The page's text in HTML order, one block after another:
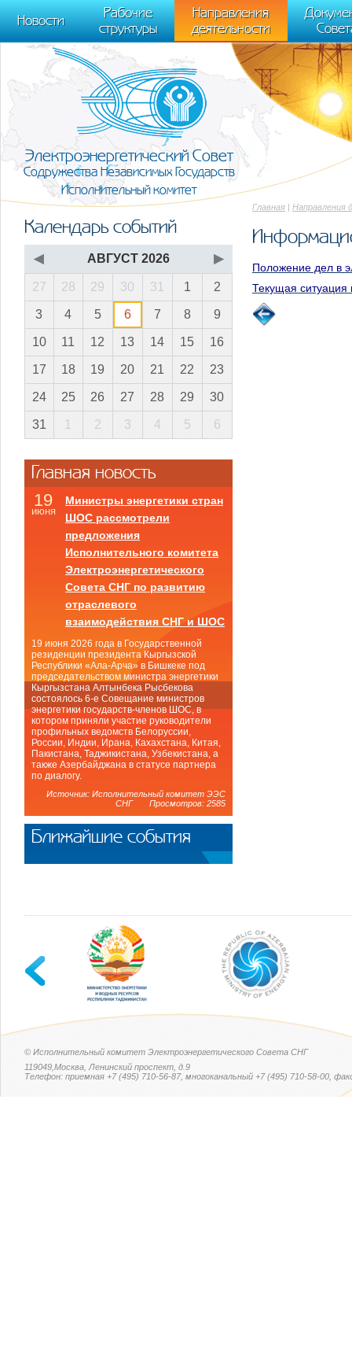
m[i].l=1*new Date(); for (var j = 0; j < document.scripts.length; j++) {if
[0],k.async=1,k.src=r,a.parentNode.insertBefore(k,a)}) (window,
trackLinks:true, accurateTrackBounce:true });
Новости
Рабочие
структуры
Направления
деятельности
Электроэнергетический Совет
Содружества Независимых Государств
Исполнительный комитет
Главная | Направления
Положение дел в
Текущая ситуация
Календарь событий
◀ АВГУСТ 2026 ▶
27 28 29 30 31 1 2
3 4 5 6 7 8 9
10 11 12 13 14 15 16
17 18 19 20 21 22 23
24 25 26 27 28 29 30
31 1 2 3 4 5 6
Главная новость
19
июня
Министры энергетики стран
ШОС рассмотрели
предложения
Исполнительного комитета
Электроэнергетического
Совета СНГ по развитию
отраслевого
взаимодействия СНГ и ШОС
19 июня 2026 года в Государственной
резиденции президента Кыргызской
Республики «Ала-Арча» в Бишкеке под
председательством министра энергетики
Кыргызстана Алтынбека Рысбекова
состоялось 6-е Совещание министров
энергетики государств-членов ШОС, в
котором приняли участие руководители
профильных ведомств Белоруссии,
России, Индии, Ирана, Кахахстана, Китая,
Пакистана, Таджикистана, Узбекистана, а
также Азербайджана в статусе партнера
по диалогу.
Источник: Исполнительный комитет ЭЭС
СНГ Просмотров: 2585
Ближайшие события
© Исполнительный комитет Электроэнергетического Совета СНГ
119049,Москва, Ленинский проспект, д.9
Телефон: приемная +7 (495) 710-56-87, многоканальный +7 (495) 710-58-00,